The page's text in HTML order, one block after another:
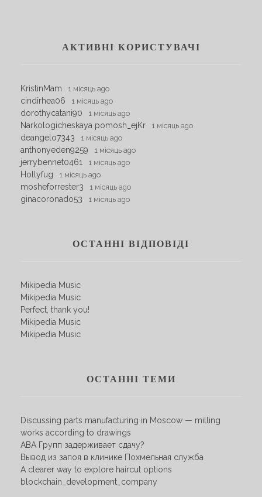
АКТИВНІ КОРИСТУВАЧІ
KristinMam 1 місяць ago
cindirhea06 1 місяць ago
dorothycatani90 1 місяць ago
Narkologicheskaya pomosh_ejKr 1 місяць ago
deangelo7343 1 місяць ago
anthonyeden9259 1 місяць ago
jerrybennet0461 1 місяць ago
Hollyfug 1 місяць ago
mosheforrester3 1 місяць ago
ginacoronado53 1 місяць ago
ОСТАННІ ВІДПОВІДІ
Mikipedia Music
Mikipedia Music
Perfect, thank you!
Mikipedia Music
Mikipedia Music
ОСТАННІ ТЕМИ
Discussing parts manufacturing in Moscow — milling
works according to drawings
АВА Групп задерживает сдачу?
Вывод из запоя в клинике Похмельная служба
A clearer way to explore haircut options
blockchain_development_company